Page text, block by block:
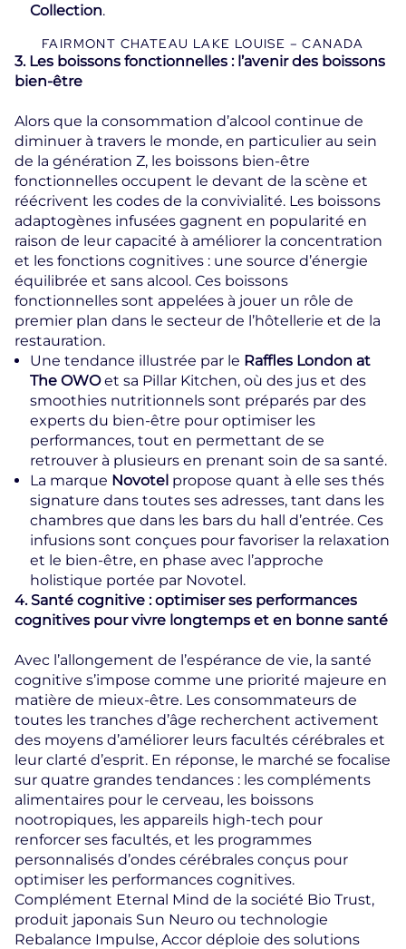
Collection.
FAIRMONT CHATEAU LAKE LOUISE – CANADA
3. Les boissons fonctionnelles : l’avenir des boissons
bien-être
Alors que la consommation d’alcool continue de
diminuer à travers le monde, en particulier au sein
de la génération Z, les boissons bien-être
fonctionnelles occupent le devant de la scène et
réécrivent les codes de la convivialité. Les boissons
adaptogènes infusées gagnent en popularité en
raison de leur capacité à améliorer la concentration
et les fonctions cognitives : une source d’énergie
équilibrée et sans alcool. Ces boissons
fonctionnelles sont appelées à jouer un rôle de
premier plan dans le secteur de l’hôtellerie et de la
restauration.
Une tendance illustrée par le Raffles London at
The OWOet sa Pillar Kitchen, où des jus et des
smoothies nutritionnels sont préparés par des
experts du bien-être pour optimiser les
performances, tout en permettant de se
retrouver à plusieurs en prenant soin de sa santé.
La marque Novotel propose quant à elle ses thés
signature dans toutes ses adresses, tant dans les
chambres que dans les bars du hall d’entrée. Ces
infusions sont conçues pour favoriser la relaxation
et le bien-être, en phase avec l’approche
holistique portée par Novotel.
4. Santé cognitive : optimiser ses performances
cognitives pour vivre longtemps et en bonne santé
Avec l’allongement de l’espérance de vie, la santé
cognitive s’impose comme une priorité majeure en
matière de mieux-être. Les consommateurs de
toutes les tranches d’âge recherchent activement
des moyens d’améliorer leurs facultés cérébrales et
leur clarté d’esprit. En réponse, le marché se focalise
sur quatre grandes tendances : les compléments
alimentaires pour le cerveau, les boissons
nootropiques, les appareils high-tech pour
renforcer ses facultés, et les programmes
personnalisés d’ondes cérébrales conçus pour
optimiser les performances cognitives.
Complément Eternal Mind de la société Bio Trust,
produit japonais Sun Neuro ou technologie
Rebalance Impulse, Accor déploie des solutions